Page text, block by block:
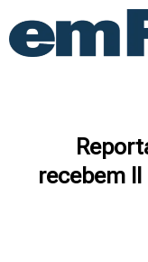
para
recebem